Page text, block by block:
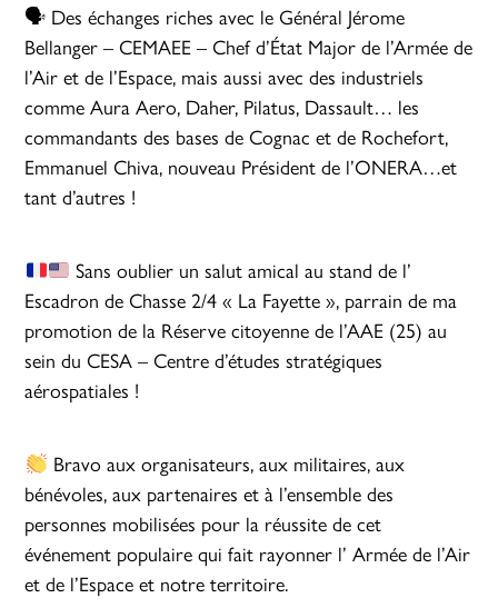
🗣 Des échanges riches avec le Général Jérome
Bellanger – CEMAEE – Chef d’État Major de l’Armée de
l’Air et de l’Espace, mais aussi avec des industriels
comme Aura Aero, Daher, Pilatus, Dassault… les
commandants des bases de Cognac et de Rochefort,
Emmanuel Chiva, nouveau Président de l’ONERA…et
tant d’autres !
Sans oublier un salut amical au stand de l’
Escadron de Chasse 2/4 « La Fayette », parrain de ma
promotion de la Réserve citoyenne de l’AAE (25) au
sein du CESA – Centre d’études stratégiques
aérospatiales !
Bravo aux organisateurs, aux militaires, aux
bénévoles, aux partenaires et à l’ensemble des
personnes mobilisées pour la réussite de cet
événement populaire qui fait rayonner l’ Armée de l’Air
et de l’Espace et notre territoire.